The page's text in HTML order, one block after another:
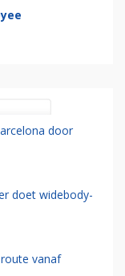
door
doet widebody-
vanaf